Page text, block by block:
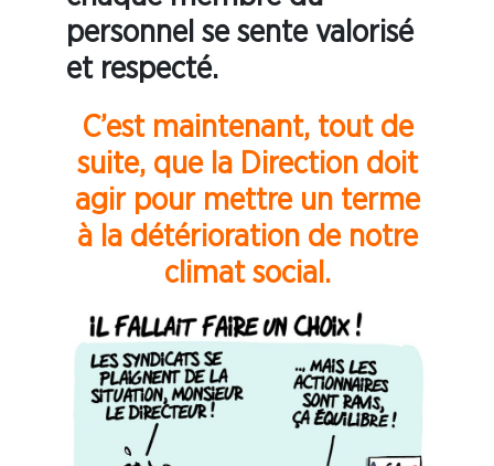
personnel se sente valorisé
et respecté.
C’est maintenant, tout de
suite, que la Direction doit
agir pour mettre un terme
à la détérioration de notre
climat social.